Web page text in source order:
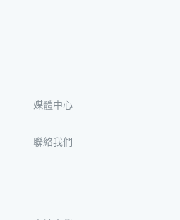
媒體中心
聯絡我們